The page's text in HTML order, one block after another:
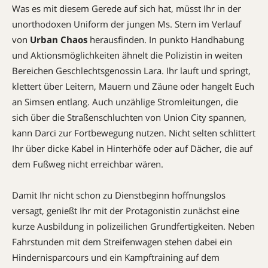
Was es mit diesem Gerede auf sich hat, müsst Ihr in der
unorthodoxen Uniform der jungen Ms. Stern im Verlauf
von Urban Chaos herausfinden. In punkto Hand­habung
und Aktionsmöglichkeiten ähnelt die Po­lizistin in weiten
Bereichen Ge­schlechts­genossin Lara. Ihr lauft und springt,
klettert über Leitern, Mauern und Zäune oder hangelt Euch
an Simsen entlang. Auch unzählige Strom­leitungen, die
sich über die Straßen­schluch­ten von Union City spannen,
kann Darci zur Fortbewegung nutzen. Nicht selten schlittert
Ihr über dicke Kabel in Hin­ter­höfe oder auf Dächer, die auf
dem Fuß­weg nicht erreichbar wären.
Damit Ihr nicht schon zu Dienstbeginn hoffnungslos
versagt, genießt Ihr mit der Protagonistin zunächst eine
kurze Aus­bildung in polizeilichen Grund­fertig­keiten. Neben
Fahrstunden mit dem Streifenwagen stehen dabei ein
Hinder­nisparcours und ein Kampf­training auf dem